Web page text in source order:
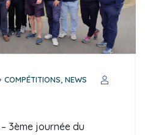
COMPÉTITIONS,NEWS
3ème journée du